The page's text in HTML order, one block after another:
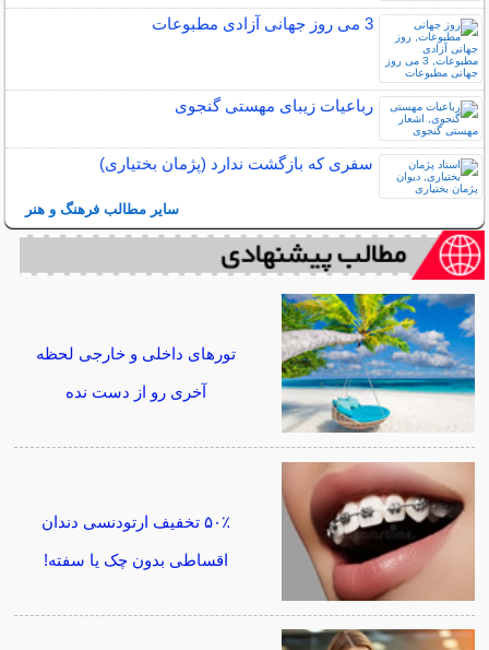
3 می روز جهانی آزادی مطبوعات
رباعیات زیبای مهستی گنجوی
سفری که بازگشت ندارد (پژمان بختیاری)
سایر مطالب فرهنگ و هنر
تورهای داخلی و خارجی لحظه
آخری رو از دست نده
۵۰٪ تخفیف ارتودنسی دندان
اقساطی بدون چک یا سفته!